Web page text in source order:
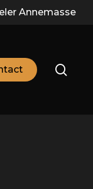
Annemasse
tact